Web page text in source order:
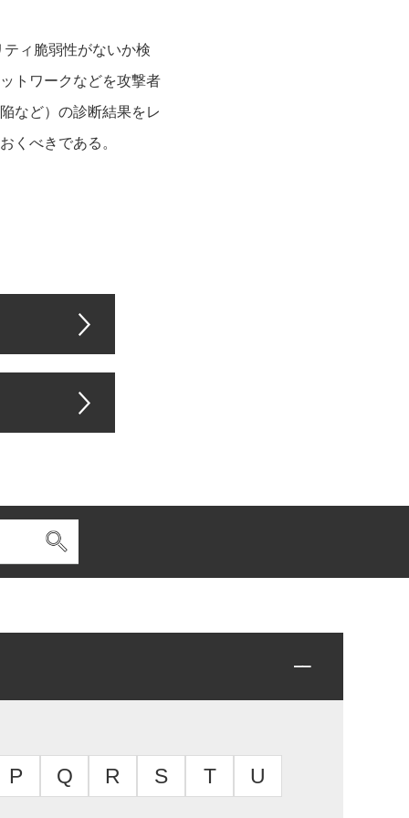
ィ脆弱性がないか検
トワークなどを攻撃者
など）の診断結果をレ
くべきである。
P Q R S T U